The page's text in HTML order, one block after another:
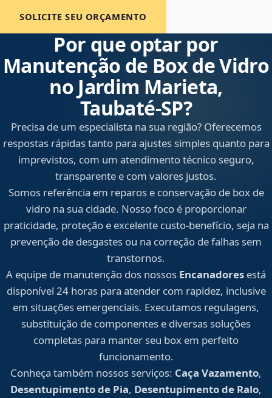
SOLICITE SEU ORÇAMENTO
Por que optar por
Manutenção de Box de Vidro
no Jardim Marieta,
Taubaté‑SP?
Precisa de um especialista na sua região? Oferecemos
respostas rápidas tanto para ajustes simples quanto para
imprevistos, com um atendimento técnico seguro,
transparente e com valores justos.
Somos referência em reparos e conservação de box de
vidro na sua cidade. Nosso foco é proporcionar
praticidade, proteção e excelente custo-benefício, seja na
prevenção de desgastes ou na correção de falhas sem
transtornos.
A equipe de manutenção dos nossos Encanadores está
disponível 24 horas para atender com rapidez, inclusive
em situações emergenciais. Executamos regulagens,
substituição de componentes e diversas soluções
completas para manter seu box em perfeito
funcionamento.
Conheça também nossos serviços: Caça Vazamento,
Desentupimento de Pia, Desentupimento de Ralo,